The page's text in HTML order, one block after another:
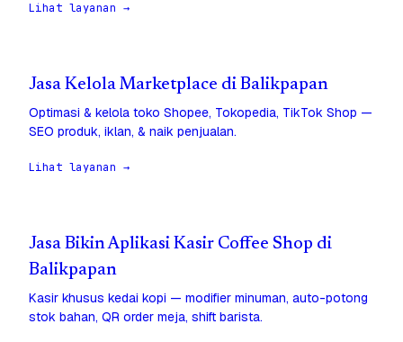
Lihat layanan →
Jasa Kelola Marketplace di Balikpapan
Optimasi & kelola toko Shopee, Tokopedia, TikTok Shop —
SEO produk, iklan, & naik penjualan.
Lihat layanan →
Jasa Bikin Aplikasi Kasir Coffee Shop di
Balikpapan
Kasir khusus kedai kopi — modifier minuman, auto-potong
stok bahan, QR order meja, shift barista.